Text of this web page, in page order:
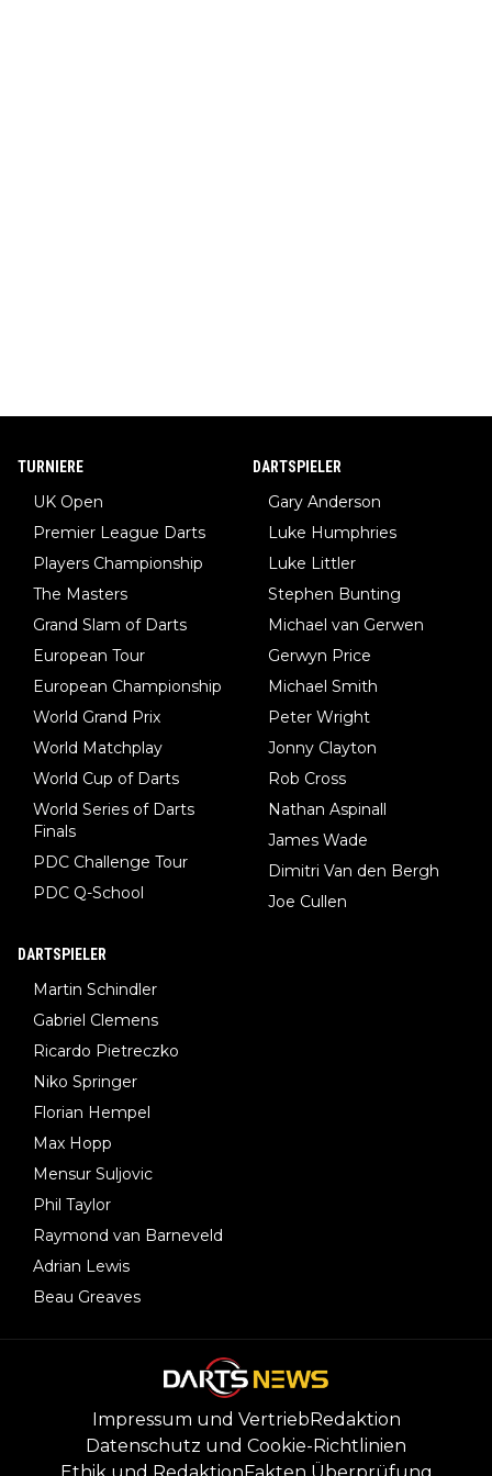
TURNIERE
UK Open
Premier League Darts
Players Championship
The Masters
Grand Slam of Darts
European Tour
European Championship
World Grand Prix
World Matchplay
World Cup of Darts
World Series of Darts
Finals
PDC Challenge Tour
PDC Q-School
DARTSPIELER
Gary Anderson
Luke Humphries
Luke Littler
Stephen Bunting
Michael van Gerwen
Gerwyn Price
Michael Smith
Peter Wright
Jonny Clayton
Rob Cross
Nathan Aspinall
James Wade
Dimitri Van den Bergh
Joe Cullen
DARTSPIELER
Martin Schindler
Gabriel Clemens
Ricardo Pietreczko
Niko Springer
Florian Hempel
Max Hopp
Mensur Suljovic
Phil Taylor
Raymond van Barneveld
Adrian Lewis
Beau Greaves
Impressum und Vertrieb Redaktion
Datenschutz und Cookie-Richtlinien